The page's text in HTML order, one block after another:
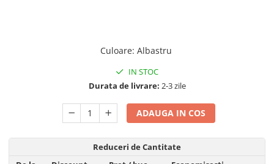
SLA AGM (Sealed Lead Acid)
Deep Cycle - Tractiune/Semi-
Pachete acumulatori VRLA
Culoare: Albastru
IN STOC
Durata de livrare: 2-3 zile
ADAUGA IN COS
Reduceri de Cantitate